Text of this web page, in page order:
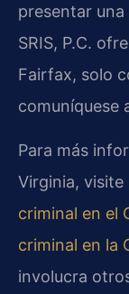
presentar
SRIS, P.C.
Fairfax, solo
comuníquese
Para más
Virginia, visite
criminal en el
criminal en la
involucra